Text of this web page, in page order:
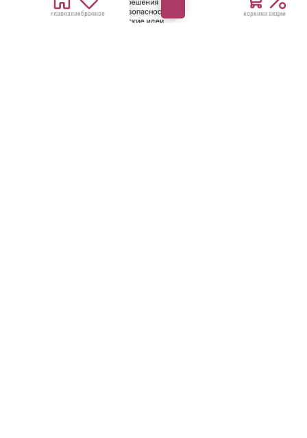
главнаяизбранное корзина акции